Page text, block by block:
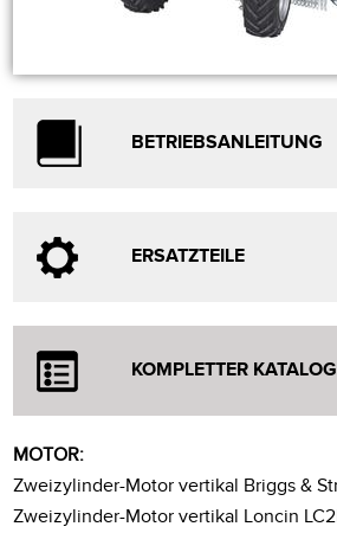
BETRIEBSANLEITUNG
ERSATZTEILE
KOMPLETTER KATALOG
MOTOR:
Zweizylinder-Motor vertikal Briggs &
Zweizylinder-Motor vertikal Loncin